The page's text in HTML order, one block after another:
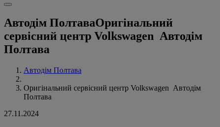
Автодім ПолтаваОригінальний
сервісний центр Volkswagen Автодім
Полтава
Автодім Полтава
Оригінальний сервісний центр Volkswagen Автодім
Полтава
27.11.2024